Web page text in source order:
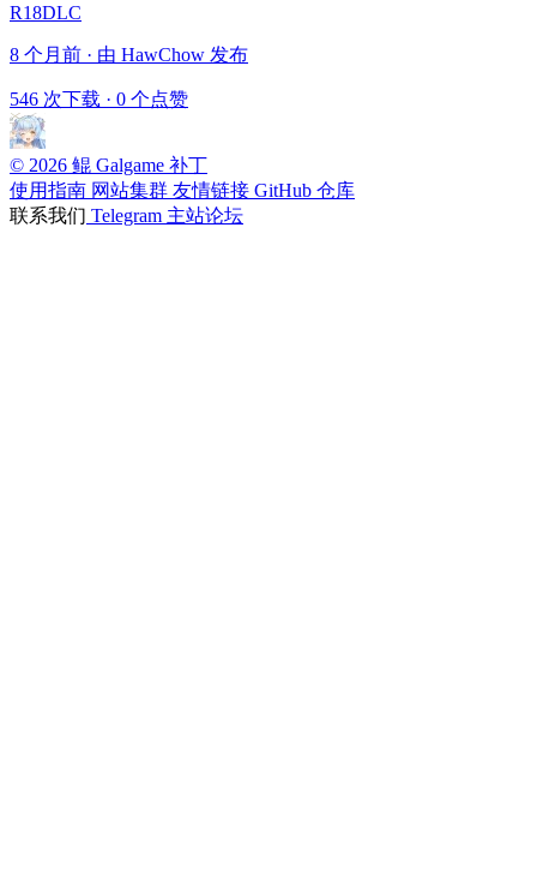
R18DLC
8 个月前 · 由 HawChow 发布
546 次下载 · 0 个点赞
© 2026 鲲 Galgame 补丁
使用指南 网站集群 友情链接 GitHub 仓库
联系我们 Telegram 主站论坛